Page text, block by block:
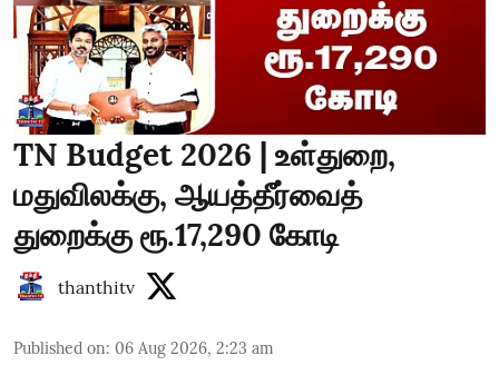
TN Budget 2026 | உள்துறை,
மதுவிலக்கு, ஆயத்தீர்வைத்
துறைக்கு ரூ.17,290 கோடி
thanthitv
Published on: 06 Aug 2026, 2:23 am